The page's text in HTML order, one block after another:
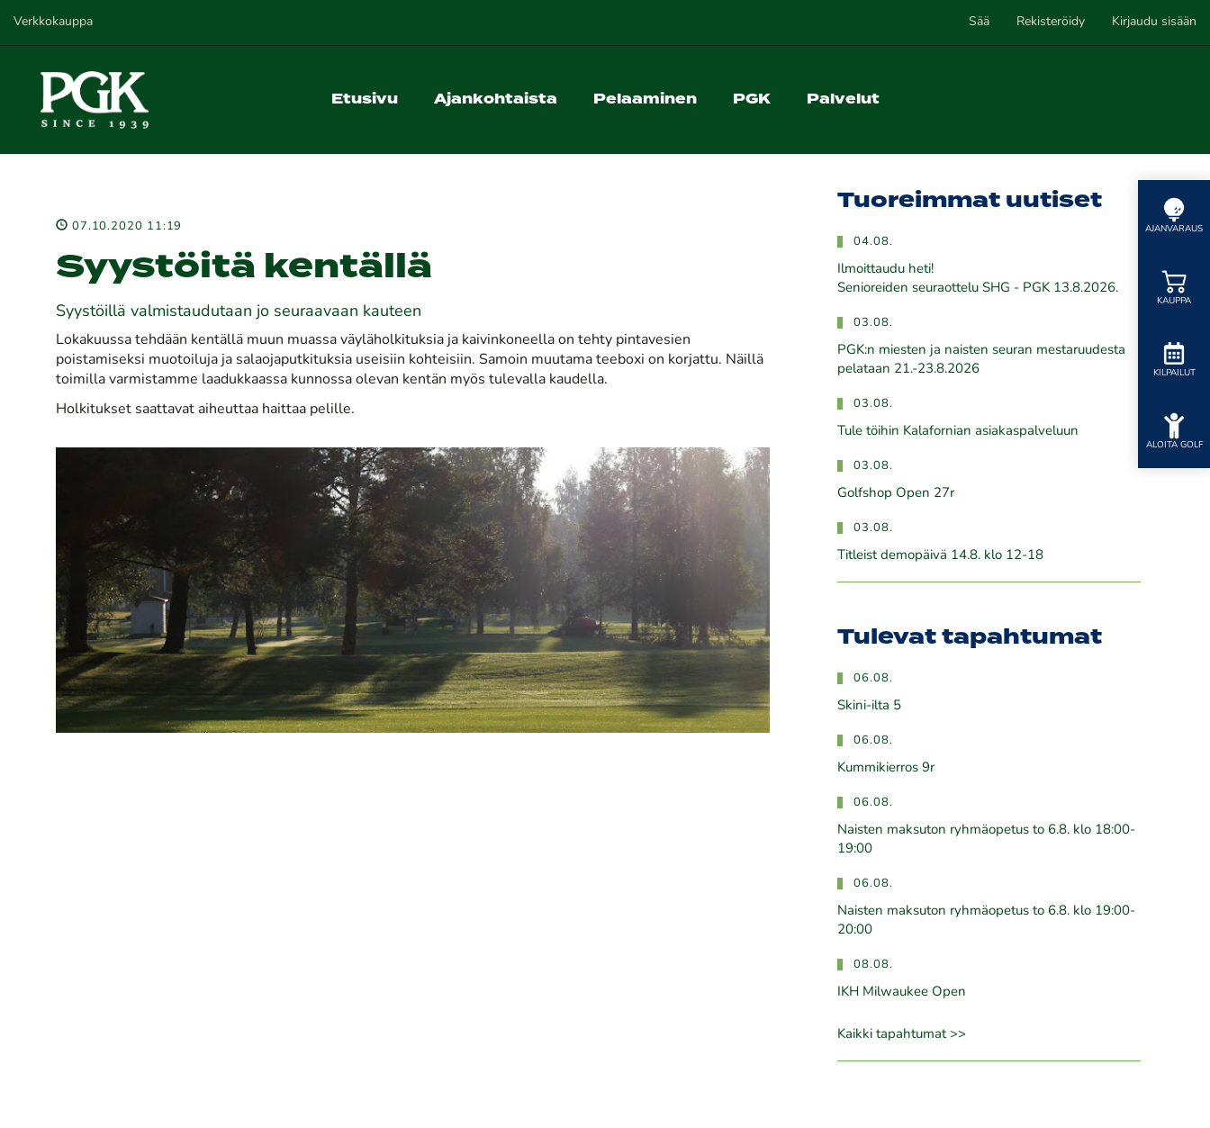
Verkkokauppa Sää Rekisteröidy Kirjaudu sisään
Etusivu Ajankohtaista Pelaaminen PGK Palvelut
AJANVARAUS
KAUPPA
KILPAILUT
ALOITA GOLF
07.10.2020 11:19
Syystöitä kentällä
Syystöillä valmistaudutaan jo seuraavaan kauteen
Lokakuussa tehdään kentällä muun muassa väyläholkituksia ja kaivinkoneella on tehty pintavesien
poistamiseksi muotoiluja ja salaojaputkituksia useisiin kohteisiin. Samoin muutama teeboxi on korjattu. Näillä
toimilla varmistamme laadukkaassa kunnossa olevan kentän myös tulevalla kaudella.
Holkitukset saattavat aiheuttaa haittaa pelille.
Tuoreimmat uutiset
04.08.
Ilmoittaudu heti!
​​​​​​​Senioreiden seuraottelu SHG - PGK 13.8.2026.
03.08.
PGK:n miesten ja naisten seuran mestaruudesta
pelataan 21.-23.8.2026
03.08.
Tule töihin Kalafornian asiakaspalveluun
03.08.
Golfshop Open 27r
03.08.
Titleist demopäivä 14.8. klo 12-18
Tulevat tapahtumat
06.08.
Skini-ilta 5
06.08.
Kummikierros 9r
06.08.
Naisten maksuton ryhmäopetus to 6.8. klo 18:00-
19:00
06.08.
Naisten maksuton ryhmäopetus to 6.8. klo 19:00-
20:00
08.08.
IKH Milwaukee Open
Kaikki tapahtumat >>